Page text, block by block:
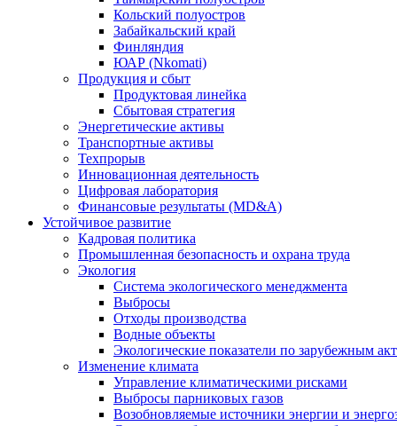
Кольский полуостров
Забайкальский край
Финляндия
ЮАР (Nkomati)
Продукция и сбыт
Продуктовая линейка
Сбытовая стратегия
Энергетические активы
Транспортные активы
Техпрорыв
Инновационная деятельность
Цифровая лаборатория
Финансовые результаты (MD&A)
Устойчивое развитие
Кадровая политика
Промышленная безопасность и охрана труда
Экология
Система экологического менеджмента
Выбросы
Отходы производства
Водные объекты
Экологические показатели по зарубежным
Изменение климата
Управление климатическими рисками
Выбросы парниковых газов
Возобновляемые источники энергии и